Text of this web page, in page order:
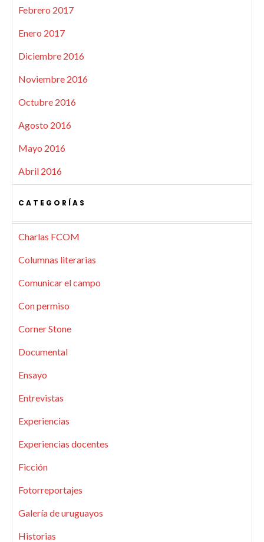
Febrero 2017
Enero 2017
Diciembre 2016
Noviembre 2016
Octubre 2016
Agosto 2016
Mayo 2016
Abril 2016
CATEGORÍAS
Charlas FCOM
Columnas literarias
Comunicar el campo
Con permiso
Corner Stone
Documental
Ensayo
Entrevistas
Experiencias
Experiencias docentes
Ficción
Fotorreportajes
Galería de uruguayos
Historias